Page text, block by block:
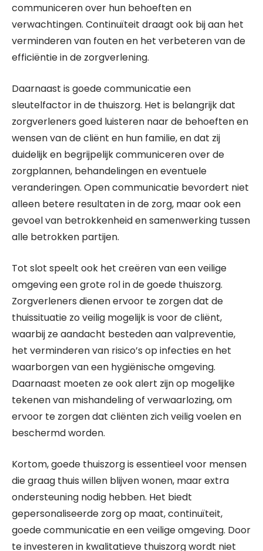
communiceren over hun behoeften en
verwachtingen. Continuïteit draagt ook bij aan het
verminderen van fouten en het verbeteren van de
efficiëntie in de zorgverlening.
Daarnaast is goede communicatie een
sleutelfactor in de thuiszorg. Het is belangrijk dat
zorgverleners goed luisteren naar de behoeften en
wensen van de cliënt en hun familie, en dat zij
duidelijk en begrijpelijk communiceren over de
zorgplannen, behandelingen en eventuele
veranderingen. Open communicatie bevordert niet
alleen betere resultaten in de zorg, maar ook een
gevoel van betrokkenheid en samenwerking tussen
alle betrokken partijen.
Tot slot speelt ook het creëren van een veilige
omgeving een grote rol in de goede thuiszorg.
Zorgverleners dienen ervoor te zorgen dat de
thuissituatie zo veilig mogelijk is voor de cliënt,
waarbij ze aandacht besteden aan valpreventie,
het verminderen van risico’s op infecties en het
waarborgen van een hygiënische omgeving.
Daarnaast moeten ze ook alert zijn op mogelijke
tekenen van mishandeling of verwaarlozing, om
ervoor te zorgen dat cliënten zich veilig voelen en
beschermd worden.
Kortom, goede thuiszorg is essentieel voor mensen
die graag thuis willen blijven wonen, maar extra
ondersteuning nodig hebben. Het biedt
gepersonaliseerde zorg op maat, continuïteit,
goede communicatie en een veilige omgeving. Door
te investeren in kwalitatieve thuiszorg wordt niet